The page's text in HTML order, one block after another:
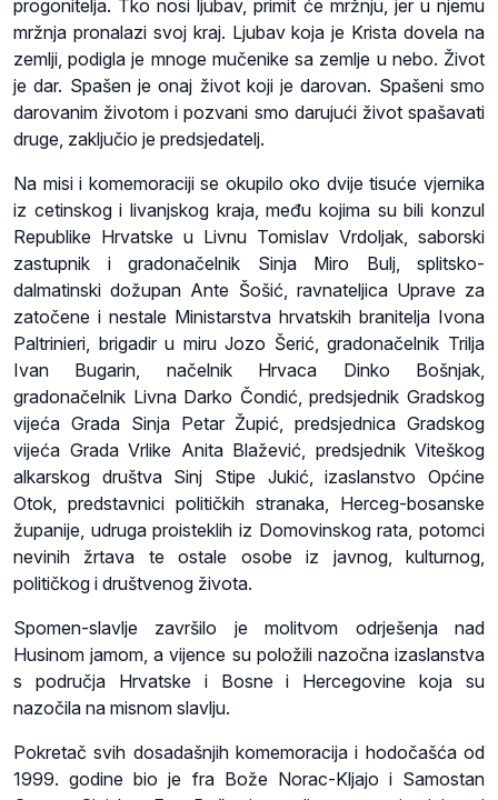
progonitelja. Tko nosi ljubav, primit će mržnju, jer u njemu
mržnja pronalazi svoj kraj. Ljubav koja je Krista dovela na
zemlji, podigla je mnoge mučenike sa zemlje u nebo. Život
je dar. Spašen je onaj život koji je darovan. Spašeni smo
darovanim životom i pozvani smo darujući život spašavati
druge, zaključio je predsjedatelj.
Na misi i komemoraciji se okupilo oko dvije tisuće vjernika
iz cetinskog i livanjskog kraja, među kojima su bili konzul
Republike Hrvatske u Livnu Tomislav Vrdoljak, saborski
zastupnik i gradonačelnik Sinja Miro Bulj, splitsko-
dalmatinski dožupan Ante Šošić, ravnateljica Uprave za
zatočene i nestale Ministarstva hrvatskih branitelja Ivona
Paltrinieri, brigadir u miru Jozo Šerić, gradonačelnik Trilja
Ivan Bugarin, načelnik Hrvaca Dinko Bošnjak,
gradonačelnik Livna Darko Čondić, predsjednik Gradskog
vijeća Grada Sinja Petar Župić, predsjednica Gradskog
vijeća Grada Vrlike Anita Blažević, predsjednik Viteškog
alkarskog društva Sinj Stipe Jukić, izaslanstvo Općine
Otok, predstavnici političkih stranaka, Herceg-bosanske
županije, udruga proisteklih iz Domovinskog rata, potomci
nevinih žrtava te ostale osobe iz javnog, kulturnog,
političkog i društvenog života.
Spomen-slavlje završilo je molitvom odrješenja nad
Husinom jamom, a vijence su položili nazočna izaslanstva
s područja Hrvatske i Bosne i Hercegovine koja su
nazočila na misnom slavlju.
Pokretač svih dosadašnjih komemoracija i hodočašća od
1999. godine bio je fra Bože Norac-Kljajo i Samostan